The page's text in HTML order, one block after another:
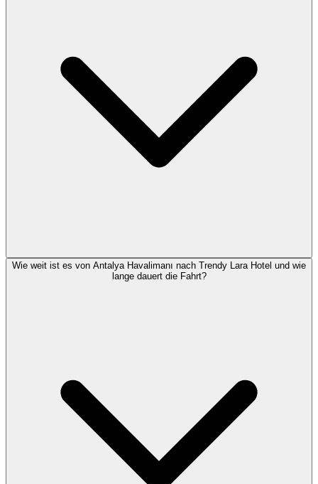
Wie weit ist es von Antalya Havalimanı nach Trendy Lara Hotel und wie
lange dauert die Fahrt?